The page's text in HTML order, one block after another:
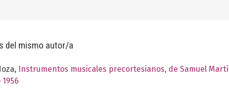
del mismo autor/a
Instrumentos musicales precortesianos, de Samuel Martí